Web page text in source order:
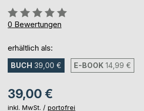
Bewertung::
0%
0 Bewertungen
erhältlich als:
BUCH 39,00 € E-BOOK 14,99 €
39,00 €
inkl. MwSt. / portofrei